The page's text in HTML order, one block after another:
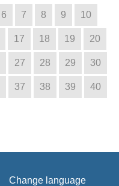
6 7 8 9 10
17 18 19 20
27 28 29 30
37 38 39 40
Change language